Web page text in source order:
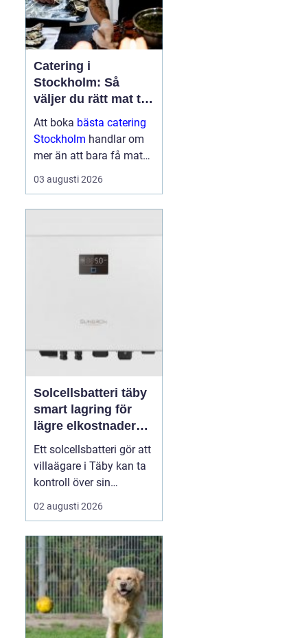
Catering i
Stockholm: Så
väljer du rätt mat till
ditt evenemang
Att boka bästa catering
Stockholm handlar om
mer än att bara få mat
levererad. Rätt meny,
upplägg och service kan
03 augusti 2026
Solcellsbatteri täby
smart lagring för
lägre elkostnader
året runt
Ett solcellsbatteri gör att
villaägare i Täby kan ta
kontroll över sin
elförbrukning på riktigt.
Genom att lagra billig
och använda den när
elpriserna stiger, går det
att sänka kostnaderna,
kapa effekttoppar och
bli mindre kän...
02 augusti 2026